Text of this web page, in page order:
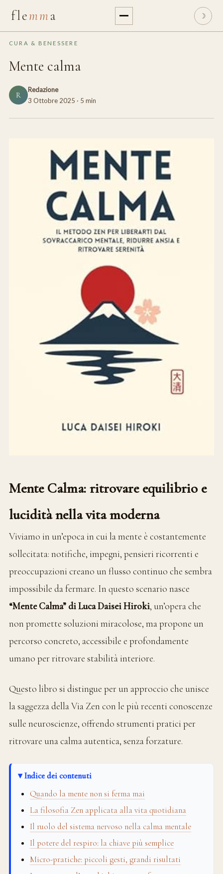
flemma ☽
CURA & BENESSERE
Mente calma
R
Redazione
3 Ottobre 2025 · 5 min
Mente Calma: ritrovare equilibrio e
lucidità nella vita moderna
Viviamo in un’epoca in cui la mente è costantemente
sollecitata: notifiche, impegni, pensieri ricorrenti e
preoccupazioni creano un flusso continuo che sembra
impossibile da fermare. In questo scenario nasce
“Mente Calma” di Luca Daisei Hiroki, un’opera che
non promette soluzioni miracolose, ma propone un
percorso concreto, accessibile e profondamente
umano per ritrovare stabilità interiore.
Questo libro si distingue per un approccio che unisce
la saggezza della Via Zen con le più recenti conoscenze
sulle neuroscienze, offrendo strumenti pratici per
ritrovare una calma autentica, senza forzature.
Indice dei contenuti
Quando la mente non si ferma mai
La filosofia Zen applicata alla vita quotidiana
Il ruolo del sistema nervoso nella calma mentale
Il potere del respiro: la chiave più semplice
Micro-pratiche: piccoli gesti, grandi risultati